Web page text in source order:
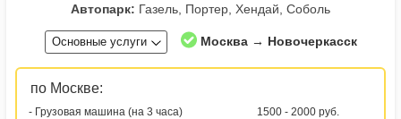
Автопарк: Газель, Портер, Хендай, Соболь
Основные услуги Москва → Новочеркасск
по Москве:
- Грузовая машина (на 3 часа)
1500 - 2000 руб.